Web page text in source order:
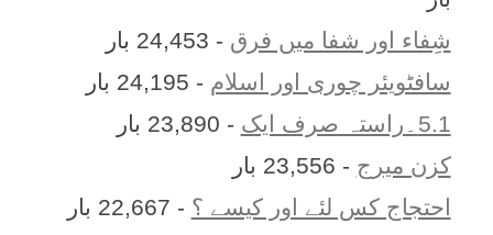
شِفاء اور شفا میں فرق - 24,453 بار
سافٹویئر چوری اور اسلام - 24,195 بار
5.1۔راستہ صرف ایک
- 23,890 بار
کزن ميرج - 23,556 بار
احتجاج کس لئے اور کیسے ؟ - 22,667 بار